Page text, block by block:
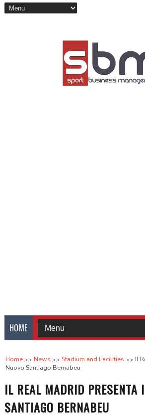
HOME
Home News Stadium and Facilities
Il
Nuovo Santiago Bernabeu
IL REAL MADRID PRESENTA
SANTIAGO BERNABEU